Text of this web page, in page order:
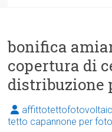
bonifica
copertura di
distribuzione
tetto capannone per